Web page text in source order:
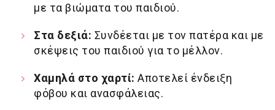
με τα βιώματα του παιδιού.
Στα δεξιά: Συνδέεται με τον πατέρα και με
σκέψεις του παιδιού για το μέλλον.
Χαμηλά στο χαρτί: Αποτελεί ένδειξη
φόβου και ανασφάλειας.